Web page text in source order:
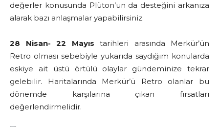
değerler konusunda Plüton’un da desteğini arkanıza
alarak bazı anlaşmalar yapabilirsiniz.
28 Nisan- 22 Mayıs tarihleri arasında Merkür’ün
Retro olması sebebiyle yukarıda saydığım konularda
eskiye ait üstü örtülü olaylar gündeminize tekrar
gelebilir. Haritalarında Merkür’ü Retro olanlar bu
dönemde karşılarına çıkan fırsatları
değerlendirmelidir.